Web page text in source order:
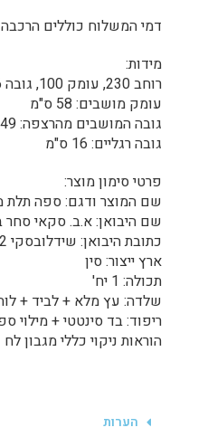
דמי המשלוח כוללים הרכבה
מידות:
רוחב 230, עומק 100, גובה 86 ס"מ
עומק מושבים: 58 ס"מ
גובה המושבים מהרצפה: 49 ס"מ
גובה רגליים: 16 ס"מ
פרטי סימון מוצר:
שם המוצר ודגם: ספה תלת
שם היבואן: א.ב. סקאי סחר
כתובת היבואן: שידלובסקי 2 יבנה
ארץ ייצור: סין
תכולה: 1 יח'
שלדה: עץ מלא + לביד +
ריפוד: בד סינטטי + מילוי
הוראות ניקוי כללי מגבון לח
הערות